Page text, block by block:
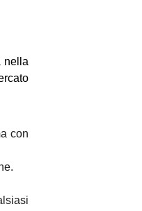
nella
con